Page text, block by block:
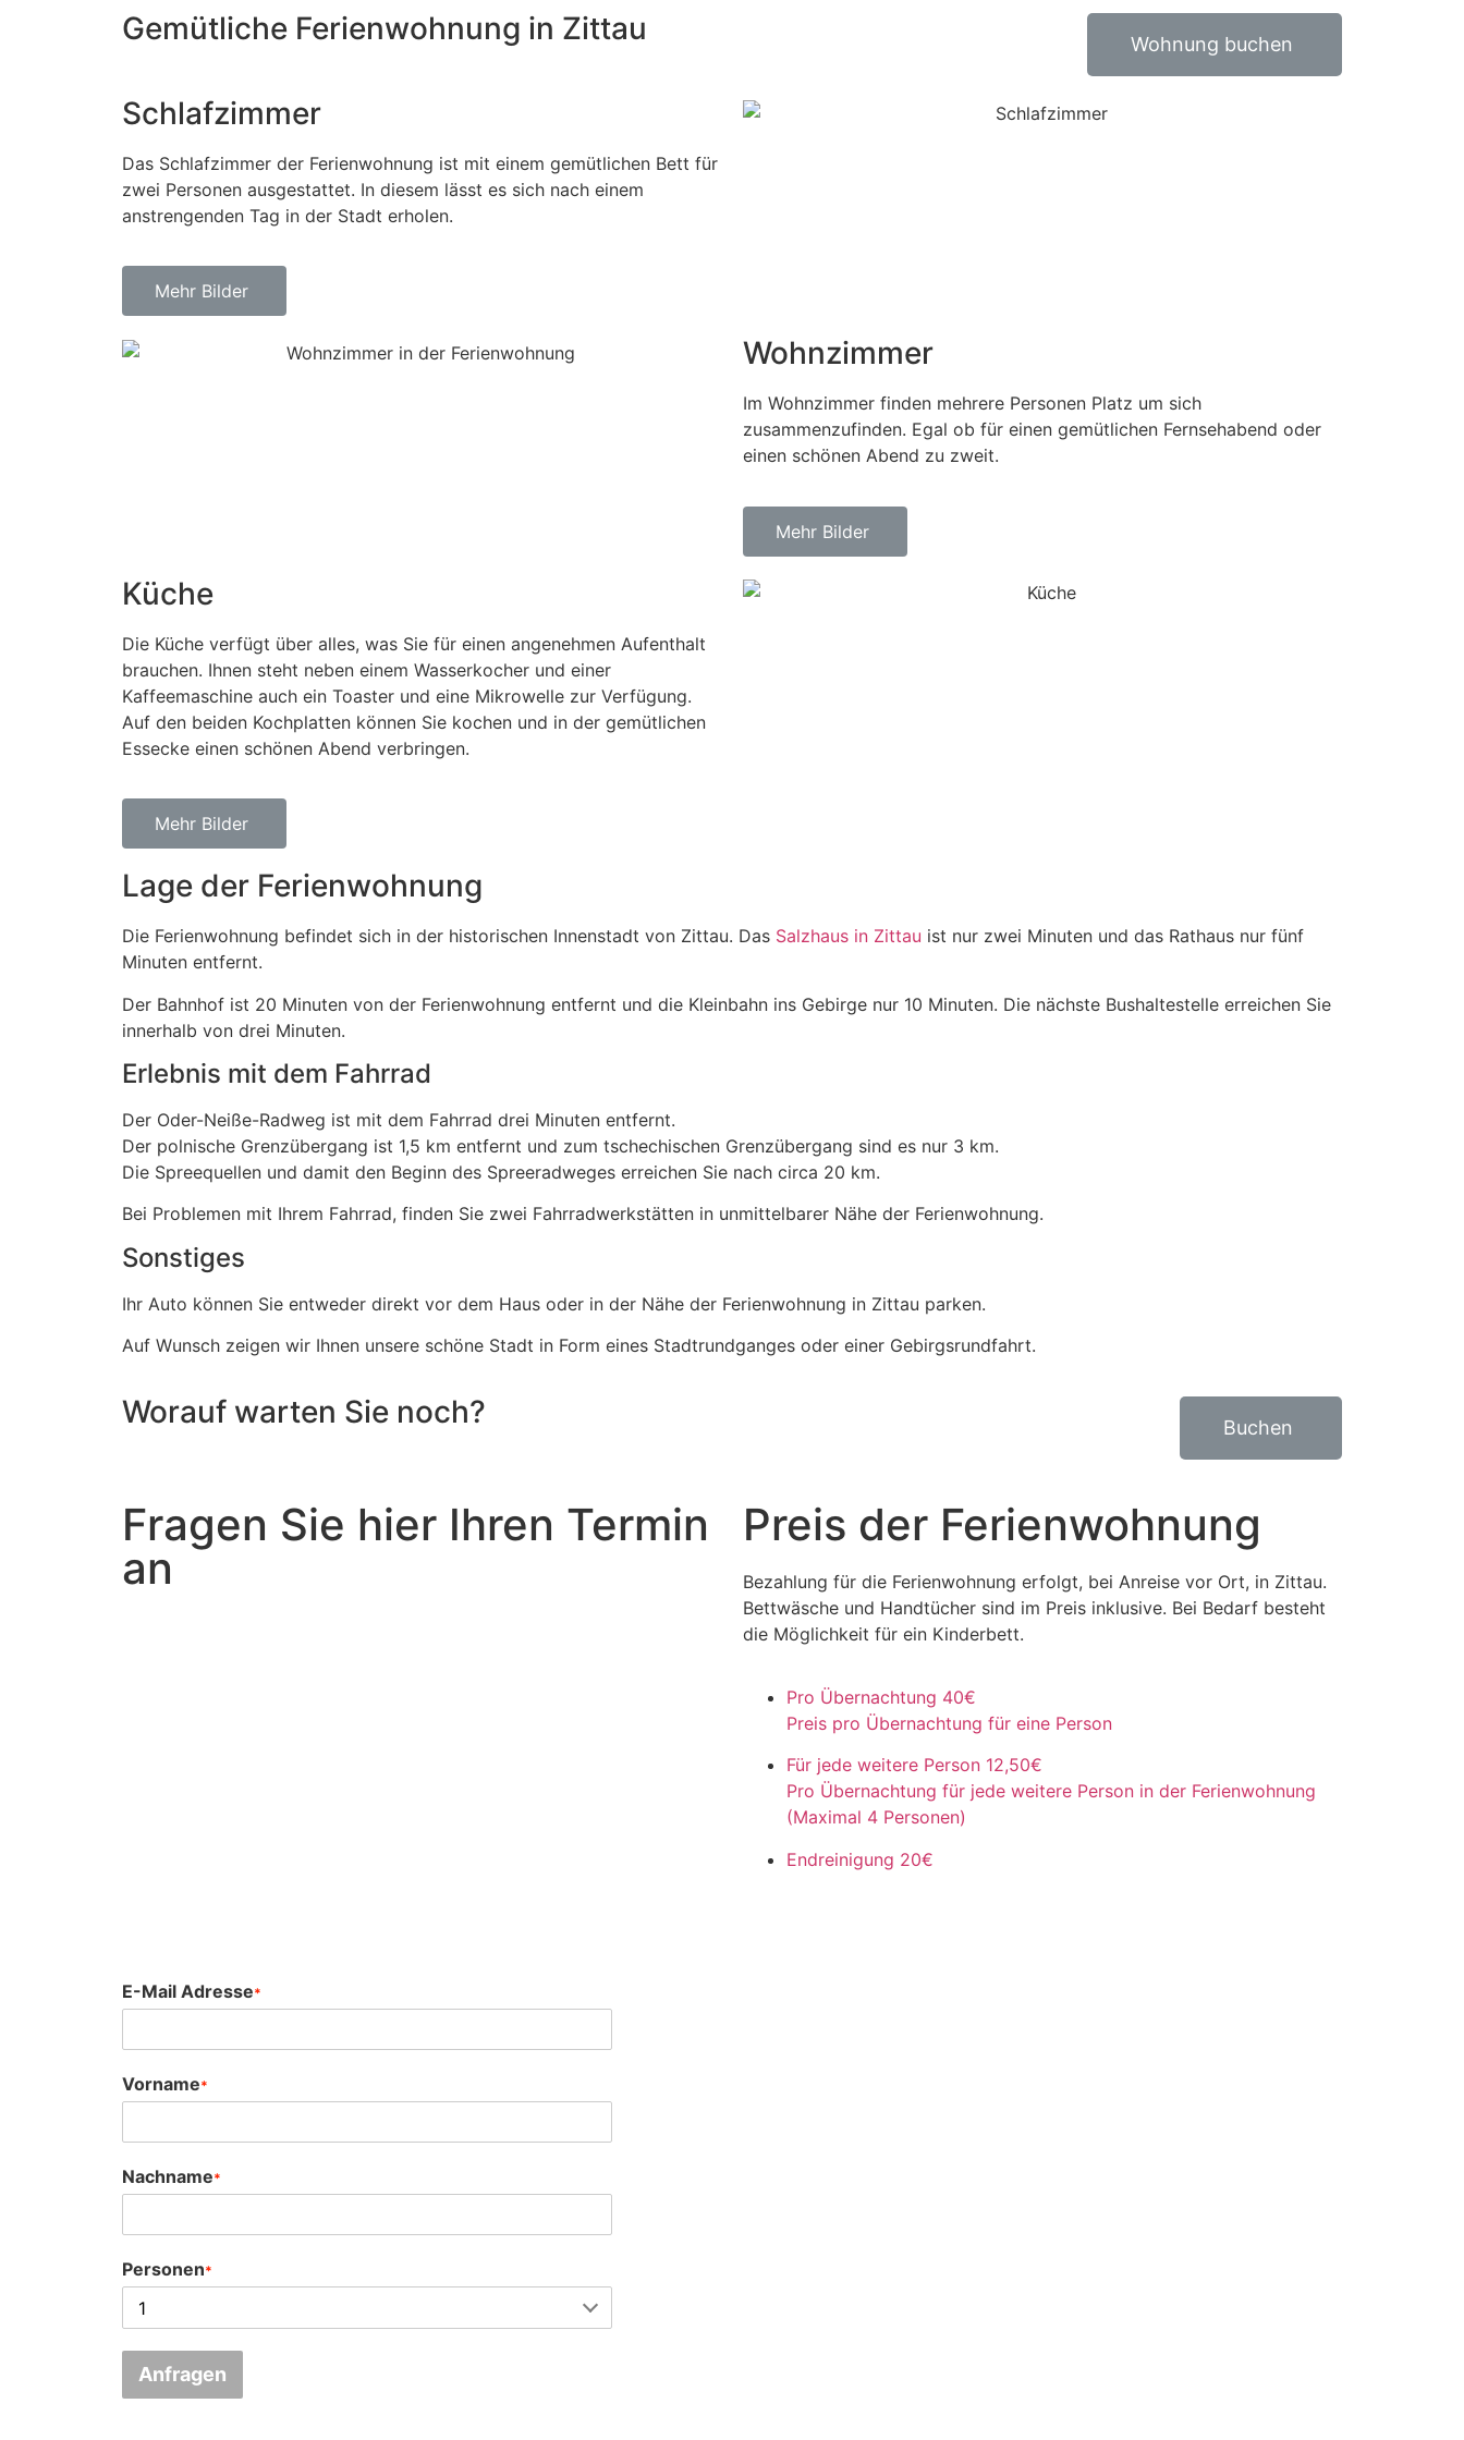
Gemütliche Ferienwohnung in Zittau Wohnung buchen
Schlafzimmer
Das Schlafzimmer der Ferienwohnung ist mit einem gemütlichen Bett für
zwei Personen ausgestattet. In diesem lässt es sich nach einem
anstrengenden Tag in der Stadt erholen.
Mehr Bilder
Wohnzimmer
Im Wohnzimmer finden mehrere Personen Platz um sich
zusammenzufinden. Egal ob für einen gemütlichen Fernsehabend oder
einen schönen Abend zu zweit.
Mehr Bilder
Küche
Die Küche verfügt über alles, was Sie für einen angenehmen Aufenthalt
brauchen. Ihnen steht neben einem Wasserkocher und einer
Kaffeemaschine auch ein Toaster und eine Mikrowelle zur Verfügung.
Auf den beiden Kochplatten können Sie kochen und in der gemütlichen
Essecke einen schönen Abend verbringen.
Mehr Bilder
Lage der Ferienwohnung
Die Ferienwohnung befindet sich in der historischen Innenstadt von Zittau. Das Salzhaus in Zittau ist nur zwei Minuten und das Rathaus nur fünf
Minuten entfernt.
Der Bahnhof ist 20 Minuten von der Ferienwohnung entfernt und die Kleinbahn ins Gebirge nur 10 Minuten. Die nächste Bushaltestelle erreichen Sie
innerhalb von drei Minuten.
Erlebnis mit dem Fahrrad
Der Oder-Neiße-Radweg ist mit dem Fahrrad drei Minuten entfernt.
Der polnische Grenzübergang ist 1,5 km entfernt und zum tschechischen Grenzübergang sind es nur 3 km.
Die Spreequellen und damit den Beginn des Spreeradweges erreichen Sie nach circa 20 km.
Bei Problemen mit Ihrem Fahrrad, finden Sie zwei Fahrradwerkstätten in unmittelbarer Nähe der Ferienwohnung.
Sonstiges
Ihr Auto können Sie entweder direkt vor dem Haus oder in der Nähe der Ferienwohnung in Zittau parken.
Auf Wunsch zeigen wir Ihnen unsere schöne Stadt in Form eines Stadtrundganges oder einer Gebirgsrundfahrt.
Worauf warten Sie noch? Buchen
Fragen Sie hier Ihren Termin
an
E-Mail Adresse*
Vorname*
Nachname*
Personen*
Anfragen
Preis der Ferienwohnung
Bezahlung für die Ferienwohnung erfolgt, bei Anreise vor Ort, in Zittau.
Bettwäsche und Handtücher sind im Preis inklusive. Bei Bedarf besteht
die Möglichkeit für ein Kinderbett.
Pro Übernachtung 40€
Preis pro Übernachtung für eine Person
Für jede weitere Person 12,50€
Pro Übernachtung für jede weitere Person in der Ferienwohnung
(Maximal 4 Personen)
Endreinigung 20€